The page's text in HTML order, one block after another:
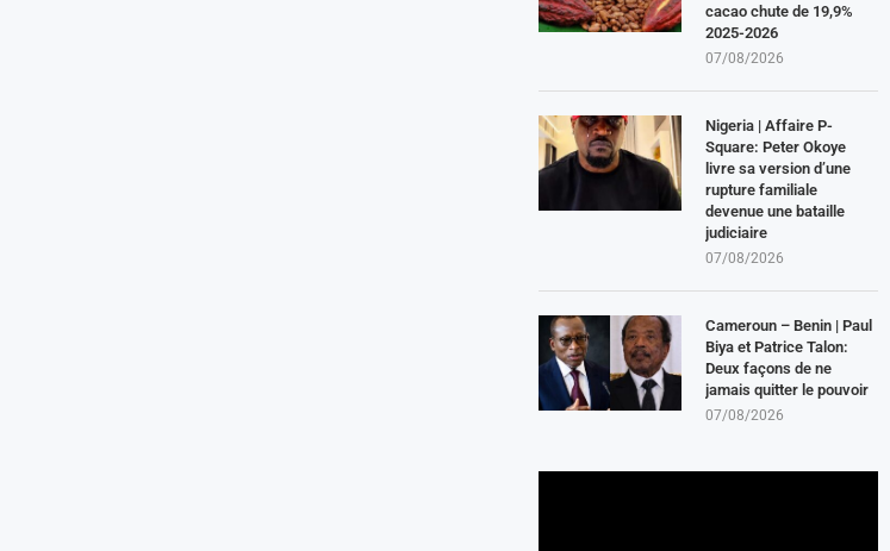
cacao chute de 19,9%
2025-2026
07/08/2026
Nigeria | Affaire P-
Square: Peter Okoye
livre sa version d’une
rupture familiale
devenue une bataille
judiciaire
07/08/2026
Cameroun – Benin | Paul
Biya et Patrice Talon:
Deux façons de ne
jamais quitter le pouvoir
07/08/2026